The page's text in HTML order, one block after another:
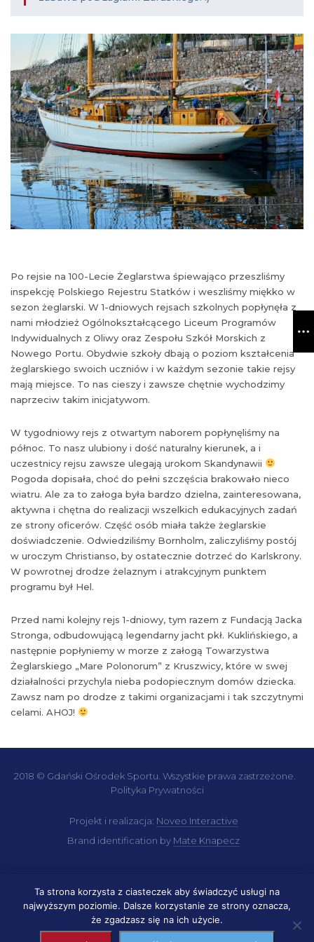
Po rejsie na 100-Lecie Żeglarstwa śpiewająco przeszliśmy
inspekcję Polskiego Rejestru Statków i weszliśmy miękko w
sezon żeglarski. W 1-dniowych rejsach szkolnych popłynęła z
nami młodzież Ogólnokształcącego Liceum Programów
Indywidualnych z Oliwy oraz Zespołu Szkół Morskich z
Nowego Portu. Obydwie szkoły dbają o poziom kształcenia
żeglarskiego swoich uczniów i w każdym sezonie takie rejsy
mają miejsce. To nas cieszy i zawsze chętnie wychodzimy
naprzeciw takim inicjatywom.
W tygodniowy rejs z otwartym naborem popłynęliśmy na
północ. To nasz ulubiony i dość naturalny kierunek, a i
uczestnicy rejsu zawsze ulegają urokom Skandynawii
Pogoda dopisała, choć do pełni szczęścia brakowało nieco
wiatru. Ale za to załoga była bardzo dzielna, zainteresowana,
aktywna i chętna do realizacji wszelkich edukacyjnych zadań
ze strony oficerów. Część osób miała także żeglarskie
doświadczenie. Odwiedziliśmy Bornholm, zaliczyliśmy postój
w uroczym Christianso, by ostatecznie dotrzeć do Karlskrony.
W powrotnej drodze żelaznym i atrakcyjnym punktem
programu był Hel.
Przed nami kolejny rejs 1-dniowy, tym razem z Fundacją Jacka
Stronga, odbudowującą legendarny jacht pkł. Kuklińskiego, a
następnie popłyniemy w morze z załogą Towarzystwa
Żeglarskiego „Mare Polonorum” z Kruszwicy, które w swej
działalności przychyla nieba podopiecznym domów dziecka.
Zawsz nam po drodze z takimi organizacjami i tak szczytnymi
celami. AHOJ!
2018 © Gdański Ośrodek Sportu. Wszystkie prawa zastrzeżone.
Polityka Prywatności
Projekt i realizacja: Noveo Interactive
Brand identification by Mate Knapecz
Ta strona korzysta z ciasteczek aby świadczyć usługi na
najwyższym poziomie. Dalsze korzystanie ze strony oznacza,
że zgadzasz się na ich użycie.